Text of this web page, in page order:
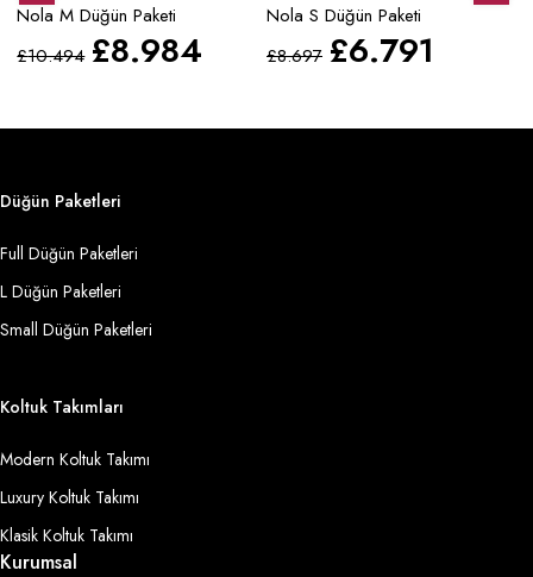
Nola M Düğün Paketi
£10.494 £8.984
Nola S Düğün Paketi
£8.697 £6.791
Düğün Paketleri
Full Düğün Paketleri
L Düğün Paketleri
Small Düğün Paketleri
Koltuk Takımları
Modern Koltuk Takımı
Luxury Koltuk Takımı
Klasik Koltuk Takımı
Kurumsal